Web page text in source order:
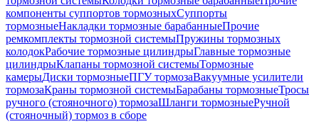
компоненты суппортов тормозныхСуппорты
тормозныеНакладки тормозные барабанныеПрочие
ремкомплекты тормозной системыПружины тормозных
колодокРабочие тормозные цилиндрыГлавные тормозные
цилиндрыКлапаны тормозной системыТормозные
камерыДиски тормозныеПГУ тормозаВакуумные усилители
тормозаКраны тормозной системыБарабаны тормозныеТросы
ручного (стояночного) тормозаШланги тормозныеРучной
(стояночный) тормоз в сборе